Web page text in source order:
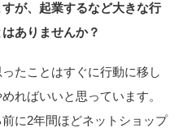
が、起業するなど大きな行
ありませんか？
たことはすぐに行動に移し
ればいいと思っています。
に2年間ほどネットショップ